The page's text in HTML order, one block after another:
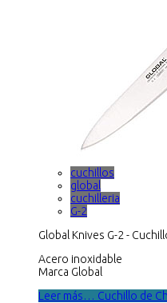
cuchillos
global
cuchilleria
G-2
Global Knives G-2 -
Acero inoxidable
Marca Global
Leer más… Cuchillo de